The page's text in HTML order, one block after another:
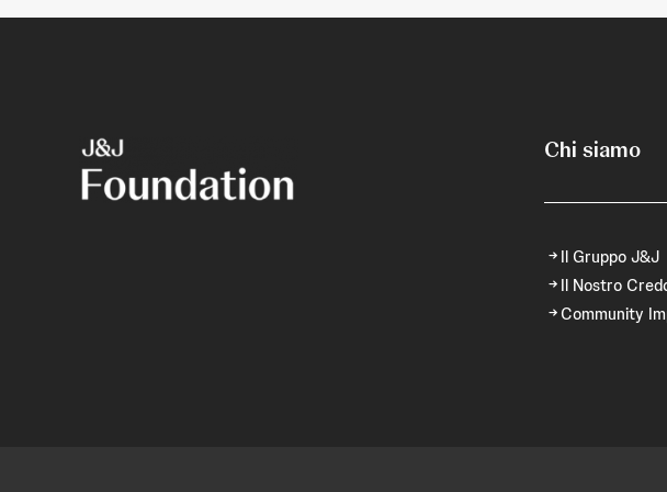
Chi siamo
Il Gruppo J&J
Il Nostro
Community